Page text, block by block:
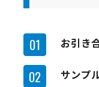
お引き
サンプ